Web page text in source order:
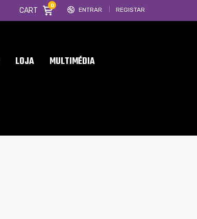
ENTRAR REGISTAR
CART
0
LOJA MULTIMÉDIA